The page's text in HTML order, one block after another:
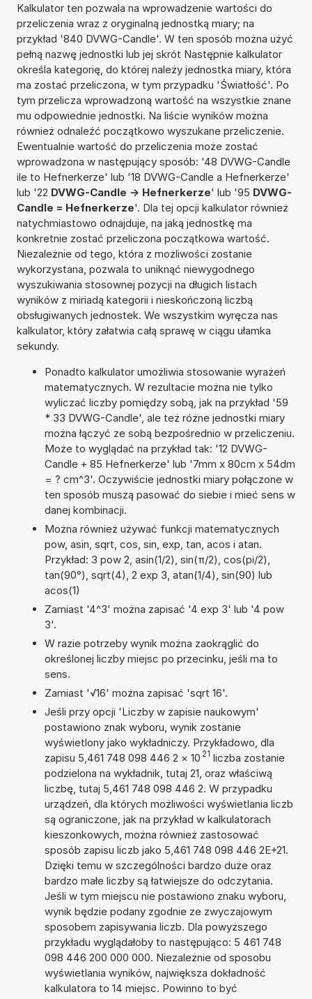
Kalkulator ten pozwala na wprowadzenie wartości do
przeliczenia wraz z oryginalną jednostką miary; na
przykład '840 DVWG-Candle'. W ten sposób można użyć
pełną nazwę jednostki lub jej skrót Następnie kalkulator
określa kategorię, do której należy jednostka miary, która
ma zostać przeliczona, w tym przypadku 'Światłość'. Po
tym przelicza wprowadzoną wartość na wszystkie znane
mu odpowiednie jednostki. Na liście wyników można
również odnaleźć początkowo wyszukane przeliczenie.
Ewentualnie wartość do przeliczenia może zostać
wprowadzona w następujący sposób: '48 DVWG-Candle
ile to Hefnerkerze' lub '18 DVWG-Candle a Hefnerkerze'
lub '22 DVWG-Candle -> Hefnerkerze' lub '95 DVWG-
Candle = Hefnerkerze'. Dla tej opcji kalkulator również
natychmiastowo odnajduje, na jaką jednostkę ma
konkretnie zostać przeliczona początkowa wartość.
Niezależnie od tego, która z możliwości zostanie
wykorzystana, pozwala to uniknąć niewygodnego
wyszukiwania stosownej pozycji na długich listach
wyników z miriadą kategorii i nieskończoną liczbą
obsługiwanych jednostek. We wszystkim wyręcza nas
kalkulator, który załatwia całą sprawę w ciągu ułamka
sekundy.
Ponadto kalkulator umożliwia stosowanie wyrażeń
matematycznych. W rezultacie można nie tylko
wyliczać liczby pomiędzy sobą, jak na przykład '59
* 33 DVWG-Candle', ale też różne jednostki miary
można łączyć ze sobą bezpośrednio w przeliczeniu.
Może to wyglądać na przykład tak: '12 DVWG-
Candle + 85 Hefnerkerze' lub '7mm x 80cm x 54dm
= ? cm^3'. Oczywiście jednostki miary połączone w
ten sposób muszą pasować do siebie i mieć sens w
danej kombinacji.
Można również używać funkcji matematycznych
pow, asin, sqrt, cos, sin, exp, tan, acos i atan.
Przykład: 3 pow 2, asin(1/2), sin(π/2), cos(pi/2),
tan(90°), sqrt(4), 2 exp 3, atan(1/4), sin(90) lub
acos(1)
Zamiast '4^3' można zapisać '4 exp 3' lub '4 pow
3'.
W razie potrzeby wynik można zaokrąglić do
określonej liczby miejsc po przecinku, jeśli ma to
sens.
Zamiast '√16' można zapisać 'sqrt 16'.
Jeśli przy opcji 'Liczby w zapisie naukowym'
postawiono znak wyboru, wynik zostanie
wyświetlony jako wykładniczy. Przykładowo, dla
zapisu 5,461 748 098 446 2 × 10 21 liczba zostanie
podzielona na wykładnik, tutaj 21, oraz właściwą
liczbę, tutaj 5,461 748 098 446 2. W przypadku
urządzeń, dla których możliwości wyświetlania liczb
są ograniczone, jak na przykład w kalkulatorach
kieszonkowych, można również zastosować
sposób zapisu liczb jako 5,461 748 098 446 2E+21.
Dzięki temu w szczególności bardzo duże oraz
bardzo małe liczby są łatwiejsze do odczytania.
Jeśli w tym miejscu nie postawiono znaku wyboru,
wynik będzie podany zgodnie ze zwyczajowym
sposobem zapisywania liczb. Dla powyższego
przykładu wyglądałoby to następująco: 5 461 748
098 446 200 000 000. Niezależnie od sposobu
wyświetlania wyników, największa dokładność
kalkulatora to 14 miejsc. Powinno to być